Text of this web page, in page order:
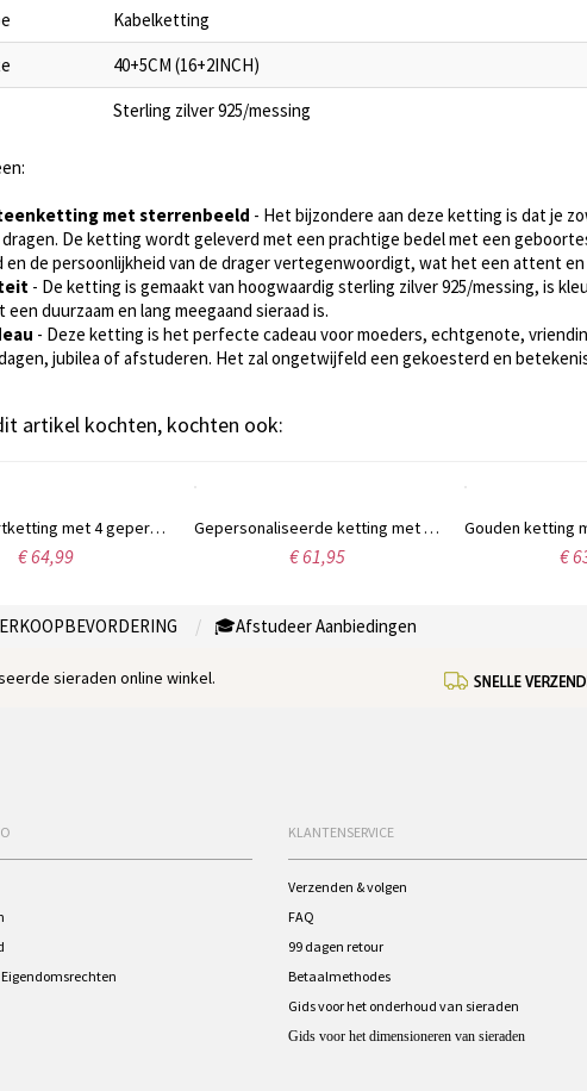
Kabelketting
40+5CM (16+2INCH)
Sterling zilver 925/messing
met sterrenbeeld - Het bijzondere aan deze ketting is dat je
De ketting wordt geleverd met een prachtige bedel met een
de persoonlijkheid van de drager vertegenwoordigt, wat het een attent en
- De ketting is gemaakt van hoogwaardig sterling zilver 925/messing, is
duurzaam en lang meegaand sieraad is.
- Deze ketting is het perfecte cadeau voor moeders, echtgenote,
jubilea of afstuderen. Het zal ongetwijfeld een gekoesterd en
artikel kochten, kochten ook:
Moederhartketting met 4 gepersonaliseerde geboortestenen en naam
€ 64,99
Gepersonaliseerde ketting met 7 geboortestenen, geïnspireerd op de stamboom van uw familie.
€ 61,95 €
🎓Afstudeer Aanbiedingen
sieraden online winkel.
KLANTENSERVICE
Verzenden & volgen
FAQ
99 dagen retour
Betaalmethodes
Gids voor het onderhoud van sieraden
Gids voor het dimensioneren van sieraden